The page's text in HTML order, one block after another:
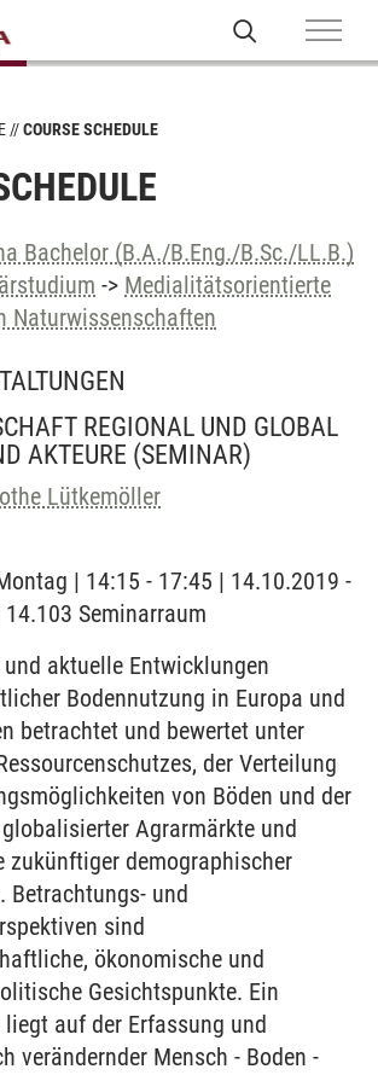
COURSE SCHEDULE
Bachelor (B.A./B.Eng./B.Sc./LL.B.)
-> Medialitätsorientierte
Naturwissenschaften
REGIONAL UND GLOBAL
AKTEURE (SEMINAR)
Lütkemöller
| 14:15 - 17:45 | 14.10.2019 -
Seminarraum
und aktuelle Entwicklungen
Bodennutzung in Europa und
betrachtet und bewertet unter
der Verteilung
von Böden und der
Agrarmärkte und
zukünftiger demographischer
Betrachtungs- und
sind
ökonomische und
Gesichtspunkte. Ein
auf der Erfassung und
verändernder Mensch - Boden -